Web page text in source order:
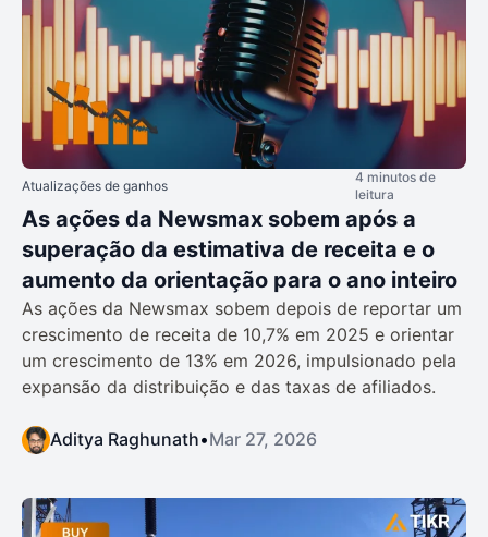
Atualizações de ganhos
4 minutos de
leitura
As ações da Newsmax sobem após a
superação da estimativa de receita e o
aumento da orientação para o ano inteiro
As ações da Newsmax sobem depois de reportar um
crescimento de receita de 10,7% em 2025 e orientar
um crescimento de 13% em 2026, impulsionado pela
expansão da distribuição e das taxas de afiliados.
Aditya Raghunath•Mar 27, 2026